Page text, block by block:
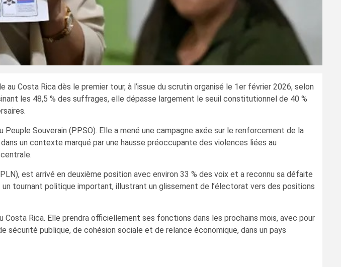
Costa Rica dès le premier tour, à l’issue du scrutin organisé le 1er février 2026, selon
les 48,5 % des suffrages, elle dépasse largement le seuil constitutionnel de 40 %
Souverain (PPSO). Elle a mené une campagne axée sur le renforcement de la
un contexte marqué par une hausse préoccupante des violences liées au
est arrivé en deuxième position avec environ 33 % des voix et a reconnu sa défaite
tournant politique important, illustrant un glissement de l’électorat vers des positions
Costa Rica. Elle prendra officiellement ses fonctions dans les prochains mois, avec pour
publique, de cohésion sociale et de relance économique, dans un pays